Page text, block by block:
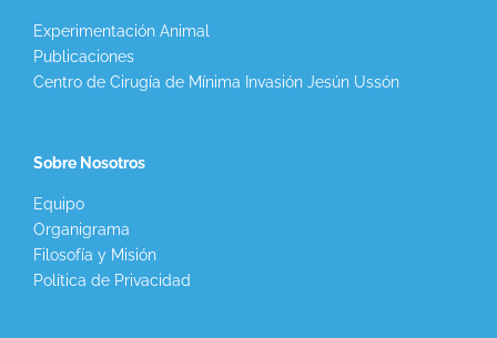
Experimentación Animal
Publicaciones
Centro de Cirugía de Mínima Invasión Jesún Ussón
Sobre Nosotros
Equipo
Organigrama
Filosofía y Misión
Política de Privacidad